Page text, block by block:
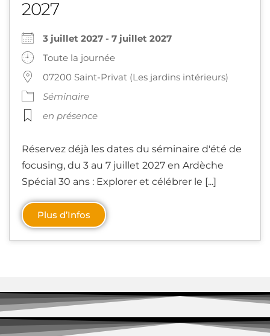
2027
3 juillet 2027 - 7 juillet 2027
Toute la journée
07200 Saint-Privat (Les jardins intérieurs)
Séminaire
en présence
Réservez déjà les dates du séminaire d'été de
focusing, du 3 au 7 juillet 2027 en Ardèche
Spécial 30 ans : Explorer et célébrer le [...]
Plus d’Infos